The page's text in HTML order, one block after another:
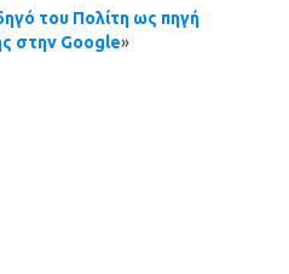
του Πολίτη ως πηγή
στην Google»